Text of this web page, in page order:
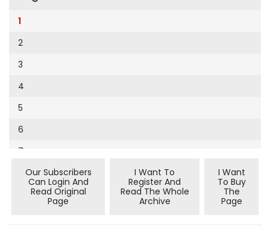
Cumhuriyet Sağlıklı Beslenme
Cumhuriyet Sokak
Cumhuriyet Spor
Cumhuriyet Strateji
Cumhuriyet Tarım
Cumhuriyet Yılbaşı
Çerçeve Eki
Dergi Eki
Ekonomi Eki
1994
9
10
11
12
13
14
15
16
1
2
3
4
5
6
7
Our Subscribers
Can Login And
Read Original
Page
I Want To
Register And
Read The Whole
Archive
I Want
To Buy
The
Page